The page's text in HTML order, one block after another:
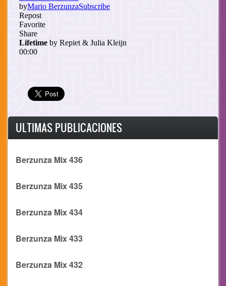
ULTIMAS PUBLICACIONES
Berzunza Mix 436
Berzunza Mix 435
Berzunza Mix 434
Berzunza Mix 433
Berzunza Mix 432